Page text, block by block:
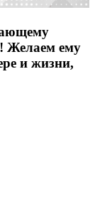
Желаем ему
и жизни,